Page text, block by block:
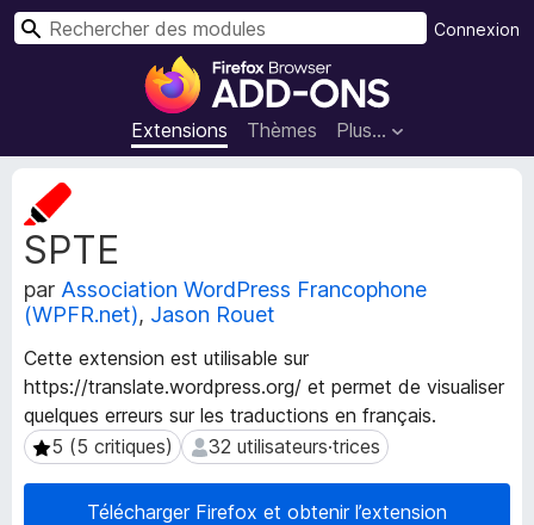
M
o
d
u
o
u
r
l
e
n
a
Extensions Thèmes Plus…
Connexion
R
SPTE
par Association WordPress Francophone
(WPFR.net), Jason Rouet
Cette extension est utilisable sur
https://translate.wordpress.org/ et permet de visualiser
quelques erreurs sur les traductions en français.
5 (5 critiques)
5 (5 critiques) 32 utilisateurs·trices
32 utilisateurs·trices
Télécharger Firefox et obtenir l’extension
é
t
a
d
o
n
é
e
s
d
e